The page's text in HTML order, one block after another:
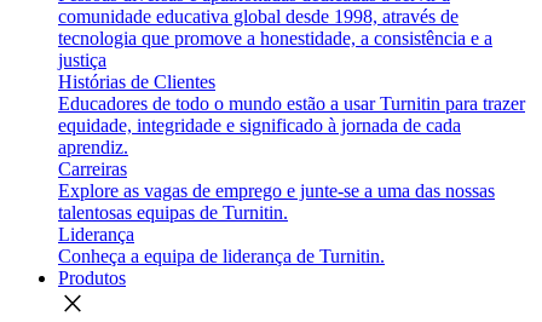
comunidade educativa global desde 1998, através de
tecnologia que promove a honestidade, a consistência e a
justiça
Histórias de Clientes
Educadores de todo o mundo estão a usar Turnitin para trazer
equidade, integridade e significado à jornada de cada
aprendiz.
Carreiras
Explore as vagas de emprego e junte-se a uma das nossas
talentosas equipas de Turnitin.
Liderança
Conheça a equipa de liderança de Turnitin.
Produtos
close